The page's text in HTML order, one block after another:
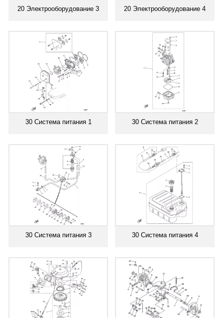
20 Электрооборудование 3 20 Электрооборудование 4
30 Система питания 1 30 Система питания 2
30 Система питания 3 30 Система питания 4